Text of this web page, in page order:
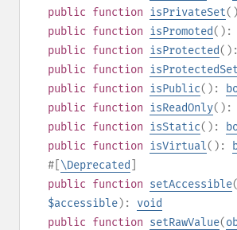
public function isPrivateSet
public function isPromoted():
public function isProtected
public function isProtectedSet
public function isPublic():
public function isReadOnly():
public function isStatic():
public function isVirtual():
#[ \Deprecated
public function setAccessible(
$accessible): void
public function setRawValue(